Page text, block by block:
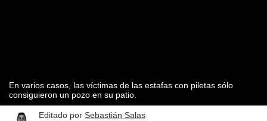
En varios casos, las víctimas de las estafas con piletas sólo
consiguieron un pozo en su patio.
Editado por Sebastián Salas